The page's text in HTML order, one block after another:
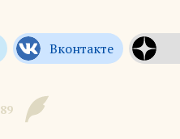
89